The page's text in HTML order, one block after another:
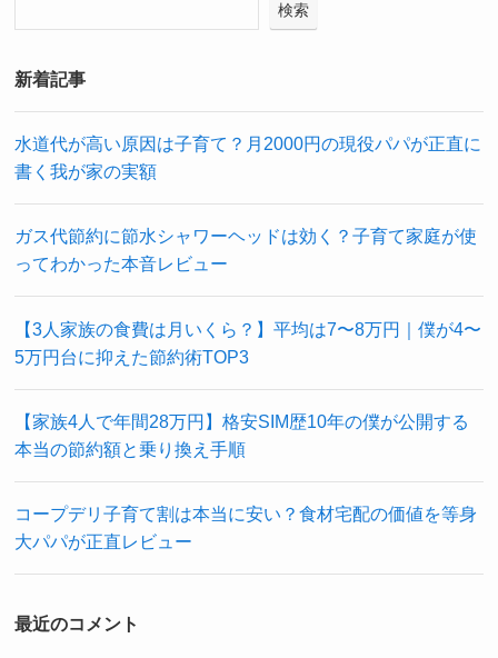
検索
新着記事
水道代が高い原因は子育て？月2000円の現役パパが正直に
書く我が家の実額
ガス代節約に節水シャワーヘッドは効く？子育て家庭が使
ってわかった本音レビュー
【3人家族の食費は月いくら？】平均は7〜8万円｜僕が4〜
5万円台に抑えた節約術TOP3
【家族4人で年間28万円】格安SIM歴10年の僕が公開する
本当の節約額と乗り換え手順
コープデリ子育て割は本当に安い？食材宅配の価値を等身
大パパが正直レビュー
最近のコメント